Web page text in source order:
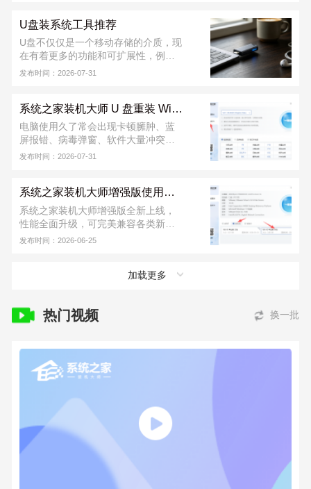
安装完成，不收取任何费用！若安装
出现问题，可联系系统之家装机大师
官方 QQ 群：822317920，寻求技术
U盘装系统工具推荐
U盘不仅仅是一个移动存储的介质，现
在有着更多的功能和可扩展性，例如
使用U盘做引导，给计算机安装操作系
发布时间：2026-07-31
系统之家装机大师 U 盘重装 Win11 系统教程
电脑使用久了常会出现卡顿臃肿、蓝
屏报错、病毒弹窗、软件大量冲突等
各类故障情况，这个时候用户们可以
从下载到安装完成，不收取任何费
用！若安装出现问题，可联系系统之
家装机大师官方 QQ 群：
发布时间：2026-07-31
系统之家装机大师增强版使用教程
系统之家装机大师增强版全新上线，
性能全面升级，可完美兼容各类新旧
硬件，同时支持 UEFI、Legacy 双引
稳定，日常装系统省心又便捷。下面
发布时间：2026-06-25
加载更多
热门视频 换一批